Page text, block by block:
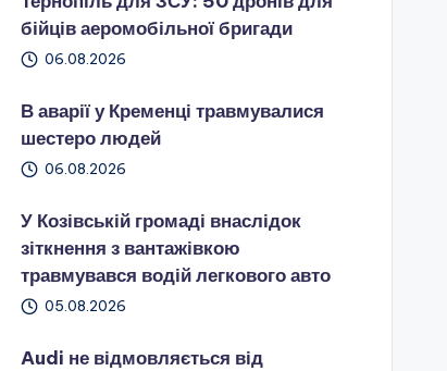
бійців аеромобільної бригади
06.08.2026
В аварії у Кременці травмувалися
шестеро людей
06.08.2026
У Козівській громаді внаслідок
зіткнення з вантажівкою
травмувався водій легкового авто
05.08.2026
Audi не відмовляється від